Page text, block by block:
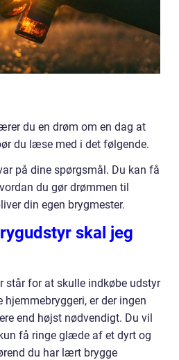
du en drøm om en dag at
du læse med i det følgende.
på dine spørgsmål. Du kan få
du gør drømmen til
din egen brygmester.
skal jeg
står for at skulle indkøbe udstyr
er der ingen
end højst nødvendigt. Du vil
få ringe glæde af et dyrt og
du har lært brygge